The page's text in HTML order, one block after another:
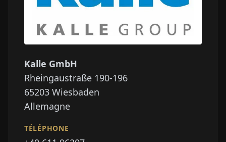
Kalle GmbH
Rheingaustraße 190-196
65203 Wiesbaden
Allemagne
TÉLÉPHONE